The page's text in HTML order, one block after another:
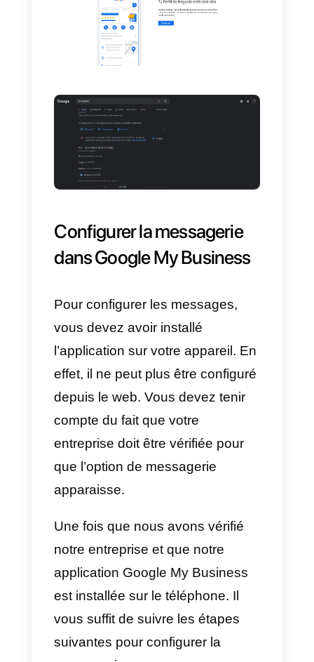
Nous choisissons nos heures
d’ouverture.
8) Vient ensuite l’une des étapes
lesplus importantesde
l’enregistrement. Car c’est ici que
nous allons activer la